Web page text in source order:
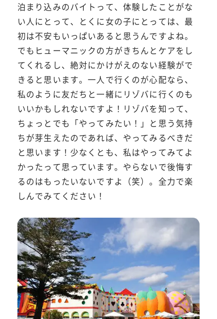
泊まり込みのバイトって、体験したことがな
い人にとって、とくに女の子にとっては、最
初は不安もいっぱいあると思うんですよね。
でもヒューマニックの方がきちんとケアをし
てくれるし、絶対にかけがえのない経験がで
きると思います。一人で行くのが心配なら、
私のように友だちと一緒にリゾバに行くのも
いいかもしれないですよ！リゾバを知って、
ちょっとでも「やってみたい！」と思う気持
ちが芽生えたのであれば、やってみるべきだ
と思います！少なくとも、私はやってみてよ
かったって思っています。やらないで後悔す
るのはもったいないですよ（笑）。全力で楽
しんでみてください！